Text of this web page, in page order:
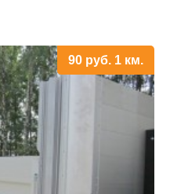
90 руб. 1 км.